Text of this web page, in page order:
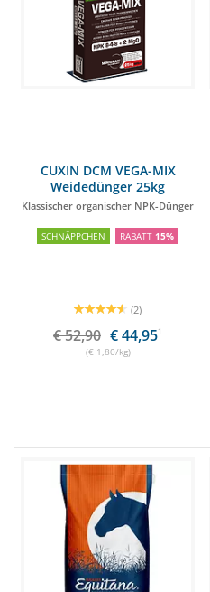
CUXIN DCM VEGA-MIX
Weidedünger 25kg
Klassischer organischer NPK-Dünger
SCHNÄPPCHEN RABATT 15%
(2)
€ 52,90 € 44,951
(€ 1,80/kg)